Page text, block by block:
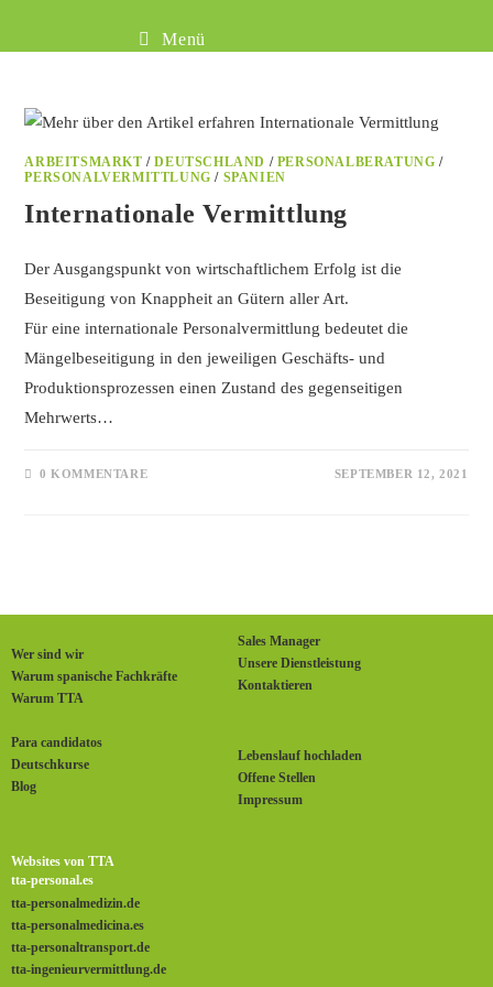
Menü
ARBEITSMARKT /DEUTSCHLAND / PERSONALBERATUNG /
PERSONALVERMITTLUNG / SPANIEN
Internationale Vermittlung
Der Ausgangspunkt von wirtschaftlichem Erfolg ist die
Beseitigung von Knappheit an Gütern aller Art.
Für eine internationale Personalvermittlung bedeutet die
Mängelbeseitigung in den jeweiligen Geschäfts- und
Produktionsprozessen einen Zustand des gegenseitigen
Mehrwerts…
0 KOMMENTARE SEPTEMBER 12, 2021
Wer sind wir
Warum spanische Fachkräfte
Warum TTA
Sales Manager
Unsere Dienstleistung
Kontaktieren
Para candidatos
Deutschkurse
Blog
Lebenslauf hochladen
Offene Stellen
Impressum
Websites von TTA
tta-personal.es
tta-personalmedizin.de
tta-personalmedicina.es
tta-personaltransport.de
tta-ingenieurvermittlung.de